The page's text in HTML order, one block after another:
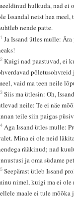
hulkuda, nad ei
Issandal neist hea meel,
nende patte.
Ja Issand ütles mulle:
Kuigi nad paastuvad, ei
põletusohvreid
vaid ma teen neile
Siis ma ütlesin: Oh,
neile: Te ei näe
teile siin paigas
Aga Issand ütles mulle:
Mina ei ole neid
rääkinud; nad
ja oma südame
Seepärast ütleb Issand
nimel, kuigi ma ei ole
maale ei tule